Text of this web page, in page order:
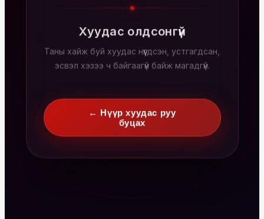
Хуудас олдсонгүй
Таны хайж буй хуудас нүүгдсэн, устгагдсан,
эсвэл хэзээ ч байгаагүй байж магадгүй.
← Нүүр хуудас руу
буцах